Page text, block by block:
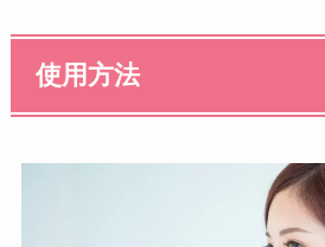
使用方法